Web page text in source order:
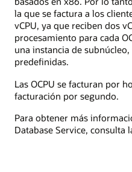
la que se factura a los
vCPU, ya que reciben dos
procesamiento para cada
una instancia de
predefinidas.
Las OCPU se facturan por
facturación por segundo.
Para obtener más
Database Service, consulta